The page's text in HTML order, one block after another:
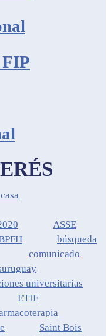
FIP
ASSE
búsqueda
comunicado
universitarias
ETIF
Saint Bois